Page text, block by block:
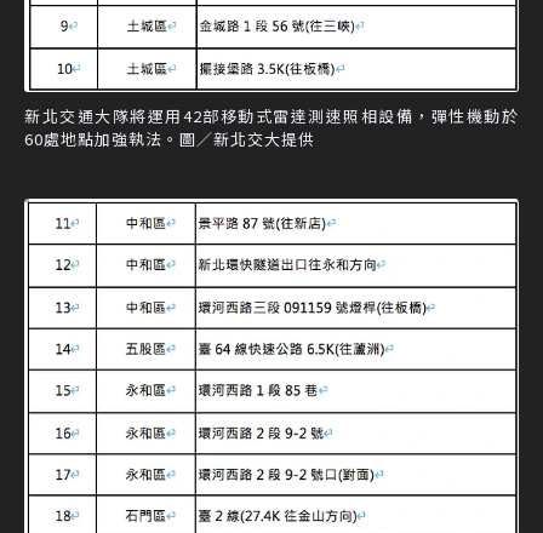
新北交通大隊將運用42部移動式雷達測速照相設備，彈性機動於
60處地點加強執法。圖／新北交大提供